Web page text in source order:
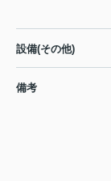
設備(その他)
備考